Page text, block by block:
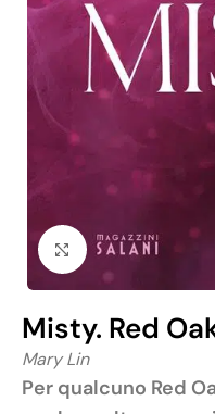
Click to enlarge
Misty. Red
Mary Lin
Per qualcuno Red